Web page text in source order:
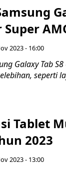
2023 - 16:00
Galaxy
seperti
Tablet
2023
2023 - 13:00